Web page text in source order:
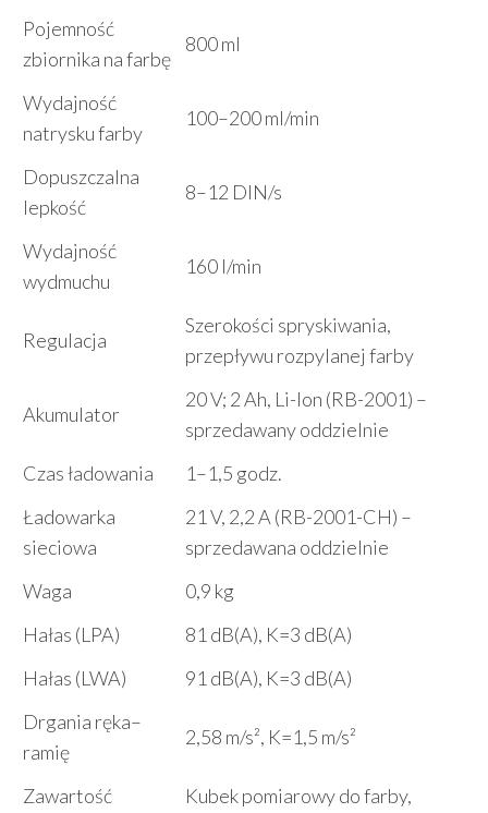
Pojemność
zbiornika na farbę
800 ml
Wydajność
natrysku farby
100–200 ml/min
Dopuszczalna
lepkość
8–12 DIN/s
Wydajność
wydmuchu
160 l/min
Regulacja
Szerokości spryskiwania,
przepływu rozpylanej farby
Akumulator
20 V; 2 Ah, Li-Ion (RB-2001) –
sprzedawany oddzielnie
Czas ładowania
1–1,5 godz.
Ładowarka
sieciowa
21 V, 2,2 A (RB-2001-CH) –
sprzedawana oddzielnie
Waga
0,9 kg
Hałas (LPA)
81 dB(A), K=3 dB(A)
Hałas (LWA)
91 dB(A), K=3 dB(A)
Drgania ręka–
ramię
2,58 m/s², K=1,5 m/s²
Zawartość
Kubek pomiarowy do farby,